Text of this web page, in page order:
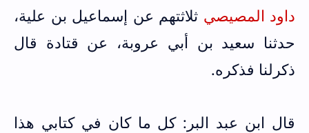
داود المصيصي ثلاثتهم عن إسماعيل بن علية،
حدثنا سعيد بن أبي عروبة، عن قتادة قال
ذكرلنا فذكره.
قال ابن عبد البر: كل ما كان في كتابي هذا